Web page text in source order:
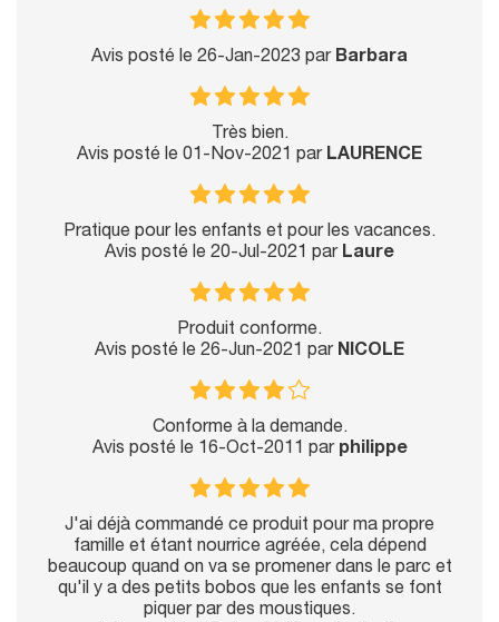
Avis posté le 26-Jan-2023 par Barbara
Très bien.
Avis posté le 01-Nov-2021 par LAURENCE
Pratique pour les enfants et pour les vacances.
Avis posté le 20-Jul-2021 par Laure
Produit conforme.
Avis posté le 26-Jun-2021 par NICOLE
Conforme à la demande.
Avis posté le 16-Oct-2011 par philippe
J'ai déjà commandé ce produit pour ma propre
famille et étant nourrice agréée, cela dépend
beaucoup quand on va se promener dans le parc et
qu'il y a des petits bobos que les enfants se font
piquer par des moustiques.